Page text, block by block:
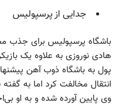
جدایی از پرسپولیس
باشگاه پرسپولیس برای
هادی نوروزی به علاوه یک
پول به باشگاه ذوب آهن
انتقال مخالفت کرد اما به
وی پایین آورده شده و به او